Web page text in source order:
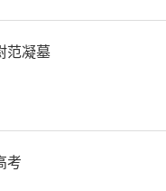
范凝墓
考